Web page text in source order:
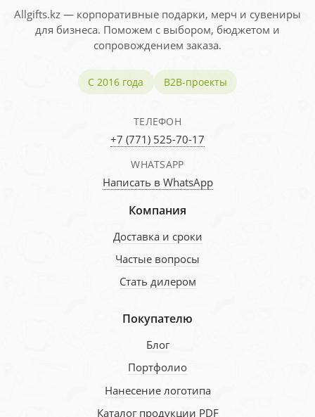
Allgifts.kz — корпоративные подарки, мерч и сувениры
для бизнеса. Поможем с выбором, бюджетом и
сопровождением заказа.
С 2016 года B2B-проекты
ТЕЛЕФОН
+7 (771) 525-70-17
WHATSAPP
Написать в WhatsApp
Компания
Доставка и сроки
Частые вопросы
Стать дилером
Покупателю
Блог
Портфолио
Нанесение логотипа
Каталог продукции PDF